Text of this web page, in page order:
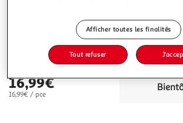
Livr. ou retrait dès 2/3 jours
A partir de 3,00€ - Retrait offert dès 35€
Plus d'options
16,99€
16,99€ / pce
Afficher toutes les finalités
Tout refuser